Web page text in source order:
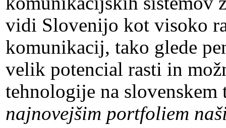
vidi Slovenijo kot visoko
komunikacij, tako glede
velik potencial rasti in
tehnologije na slovenskem
najnovejšim portfoliem